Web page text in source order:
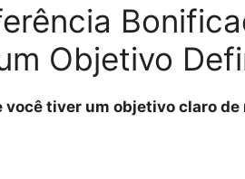
Objetivo
tiver um objetivo claro de